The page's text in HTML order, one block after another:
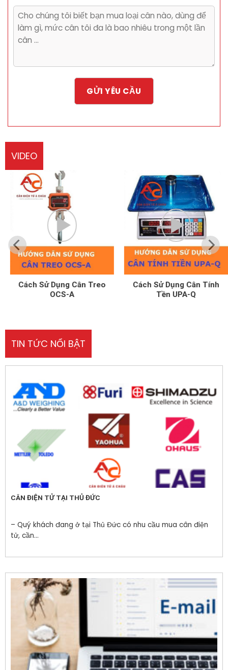
VIDEO
Cách Sử Dụng Cân Treo
OCS-A
Cách Sử Dụng Cân Tính
Tền UPA-Q
TIN TỨC NỔI BẬT
CÂN ĐIỆN TỬ TẠI THỦ ĐỨC
– Quý khách đang ở tại Thủ Đức có nhu cầu mua cân điện
tử, cần...